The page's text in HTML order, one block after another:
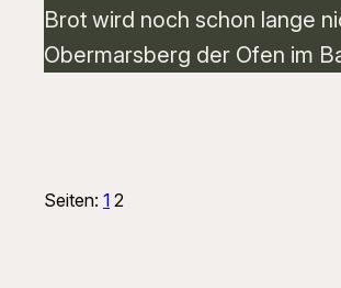
Brot wird noch schon lange
Obermarsberg der Ofen im
Seiten: 1 2